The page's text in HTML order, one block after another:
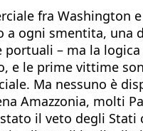
fra
ogni smentita,
– ma la
le prime vittime
Ma nessuno è
Amazzonia,
il veto degli